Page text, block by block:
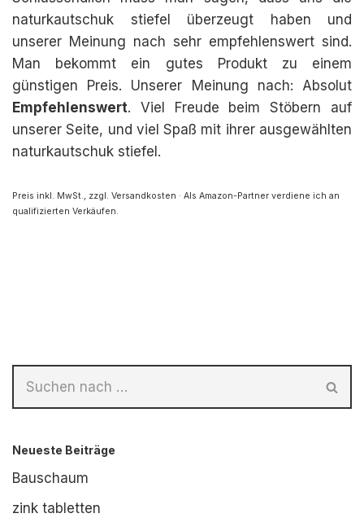
naturkautschuk stiefel überzeugt haben und
unserer Meinung nach sehr empfehlenswert sind.
Man bekommt ein gutes Produkt zu einem
günstigen Preis. Unserer Meinung nach: Absolut
Empfehlenswert. Viel Freude beim Stöbern auf
unserer Seite, und viel Spaß mit ihrer ausgewählten
naturkautschuk stiefel.
Preis inkl. MwSt., zzgl. Versandkosten · Als Amazon-Partner verdiene ich an
qualifizierten Verkäufen.
Neueste Beiträge
Bauschaum
zink tabletten